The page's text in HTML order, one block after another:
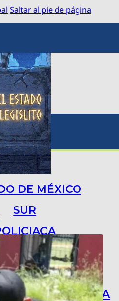
Saltar al pie de página
DE MÉXICO
SUR
Y TECNOLOGÍA